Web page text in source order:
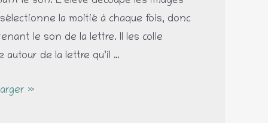
la moitié à chaque fois, donc
le son de la lettre. Il les colle
autour de la lettre qu’il …
»